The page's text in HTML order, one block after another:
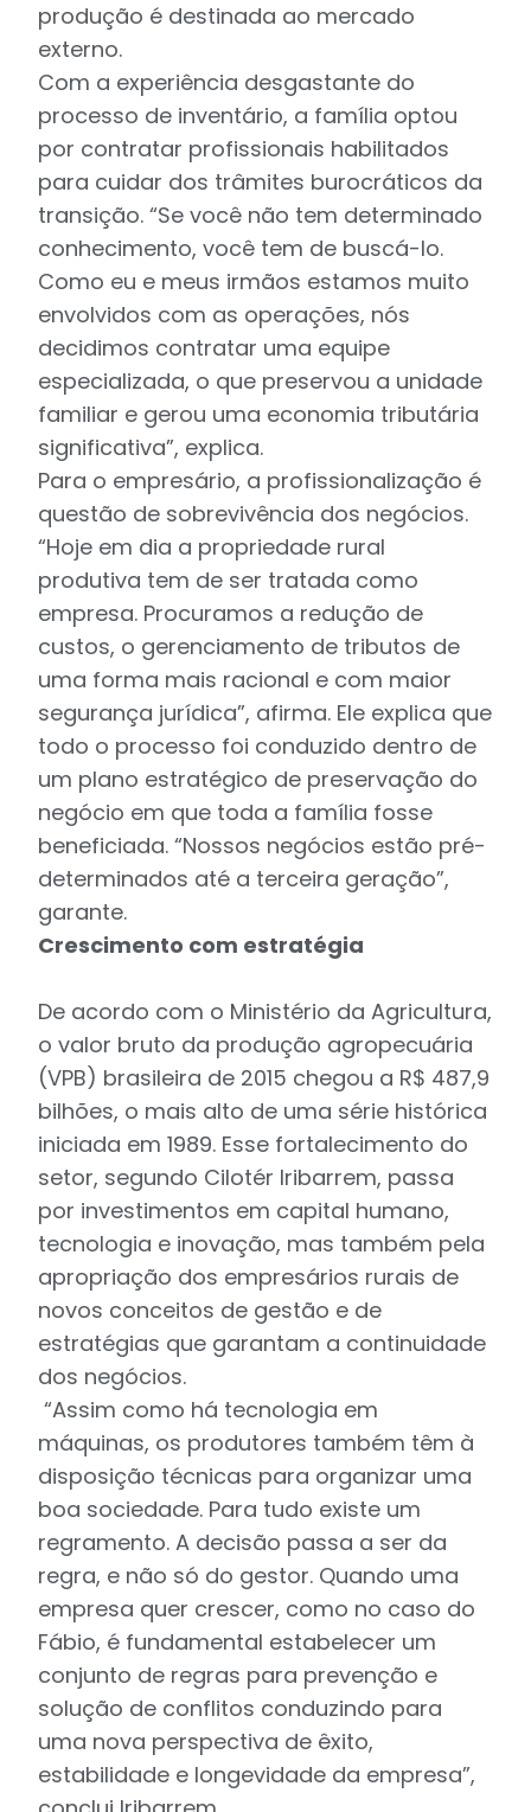
produção é destinada ao mercado
externo.
Com a experiência desgastante do
processo de inventário, a família optou
por contratar profissionais habilitados
para cuidar dos trâmites burocráticos da
transição. “Se você não tem determinado
conhecimento, você tem de buscá-lo.
Como eu e meus irmãos estamos muito
envolvidos com as operações, nós
decidimos contratar uma equipe
especializada, o que preservou a unidade
familiar e gerou uma economia tributária
significativa”, explica.
Para o empresário, a profissionalização é
questão de sobrevivência dos negócios.
“Hoje em dia a propriedade rural
produtiva tem de ser tratada como
empresa. Procuramos a redução de
custos, o gerenciamento de tributos de
uma forma mais racional e com maior
segurança jurídica”, afirma. Ele explica que
todo o processo foi conduzido dentro de
um plano estratégico de preservação do
negócio em que toda a família fosse
beneficiada. “Nossos negócios estão pré-
determinados até a terceira geração”,
garante.
Crescimento com estratégia
De acordo com o Ministério da Agricultura,
o valor bruto da produção agropecuária
(VPB) brasileira de 2015 chegou a R$ 487,9
bilhões, o mais alto de uma série histórica
iniciada em 1989. Esse fortalecimento do
setor, segundo Cilotér Iribarrem, passa
por investimentos em capital humano,
tecnologia e inovação, mas também pela
apropriação dos empresários rurais de
novos conceitos de gestão e de
estratégias que garantam a continuidade
dos negócios.
“Assim como há tecnologia em
máquinas, os produtores também têm à
disposição técnicas para organizar uma
boa sociedade. Para tudo existe um
regramento. A decisão passa a ser da
regra, e não só do gestor. Quando uma
empresa quer crescer, como no caso do
Fábio, é fundamental estabelecer um
conjunto de regras para prevenção e
solução de conflitos conduzindo para
uma nova perspectiva de êxito,
estabilidade e longevidade da empresa”,